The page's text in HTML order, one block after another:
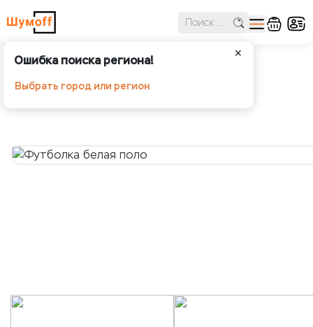
✕
Ошибка поиска региона!
Выбрать город или регион